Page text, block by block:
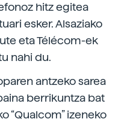
hitz egitea
esker. Alsaziako
eta Télécom-ek
nahi du.
antzeko sarea
berrikuntza bat
“Qualcom” izeneko